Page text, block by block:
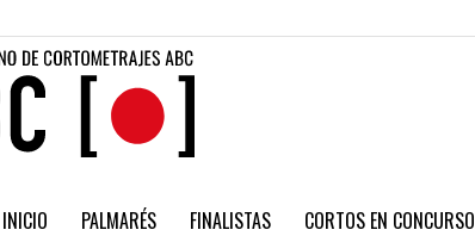
INICIO PALMARÉS FINALISTAS CORTOS EN CONCURSO